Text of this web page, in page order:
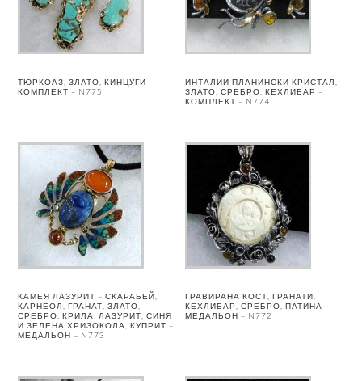
ТЮРКОАЗ, ЗЛАТО, КИНЦУГИ –
КОМПЛЕКТ – N775
ИНТАЛИИ ПЛАНИНСКИ КРИСТАЛ,
ЗЛАТО, СРЕБРО, КЕХЛИБАР –
КОМПЛЕКТ – N774
КАМЕЯ ЛАЗУРИТ – СКАРАБЕЙ,
КАРНЕОЛ, ГРАНАТ, ЗЛАТО,
СРЕБРО. КРИЛА: ЛАЗУРИТ, СИНЯ
И ЗЕЛЕНА ХРИЗОКОЛА, КУПРИТ –
МЕДАЛЬОН – N773
ГРАВИРАНА КОСТ, ГРАНАТИ,
КЕХЛИБАР, СРЕБРО, ПАТИНА –
МЕДАЛЬОН – N772